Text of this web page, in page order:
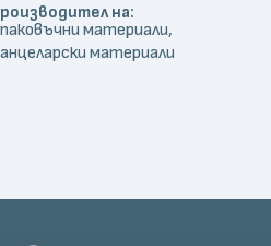
на:
материали,
материали